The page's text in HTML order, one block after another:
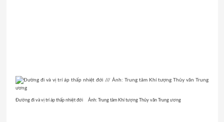
Đường đi và vị trí áp thấp nhiệt đới Ảnh: Trung tâm Khí tượng Thủy văn Trung ương